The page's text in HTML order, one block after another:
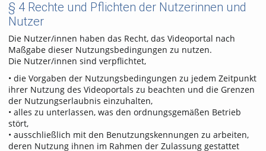
§ 4 Rechte und Pflichten der Nutzerinnen und
Nutzer
Die Nutzer/innen haben das Recht, das Videoportal nach
Maßgabe dieser Nutzungsbedingungen zu nutzen.
Die Nutzer/innen sind verpflichtet,
• die Vorgaben der Nutzungsbedingungen zu jedem Zeitpunkt
ihrer Nutzung des Videoportals zu beachten und die Grenzen
der Nutzungserlaubnis einzuhalten,
• alles zu unterlassen, was den ordnungsgemäßen Betrieb
stört,
• ausschließlich mit den Benutzungskennungen zu arbeiten,
deren Nutzung ihnen im Rahmen der Zulassung gestattet